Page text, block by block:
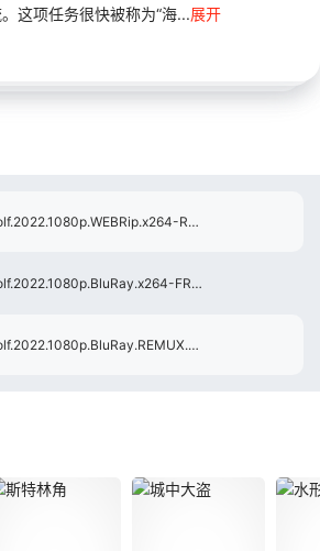
这项任务很快被称为“海...展开
Operation.Seawolf.2022.1080p.WEBRip.x264-RARBG
Operation.Seawolf.2022.1080p.BluRay.x264-FREEMAN
Operation.Seawolf.2022.1080p.BluRay.REMUX.AVC.DTS-HD.MA.5.1-FGT